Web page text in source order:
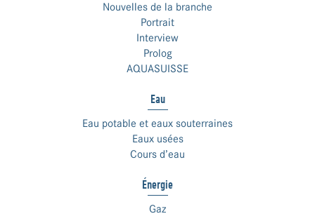
Nouvelles de la branche
Portrait
Interview
Prolog
AQUASUISSE
Eau
Eau potable et eaux souterraines
Eaux usées
Cours d’eau
Énergie
Gaz